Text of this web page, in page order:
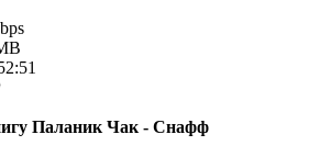
Паланик Чак - Снафф